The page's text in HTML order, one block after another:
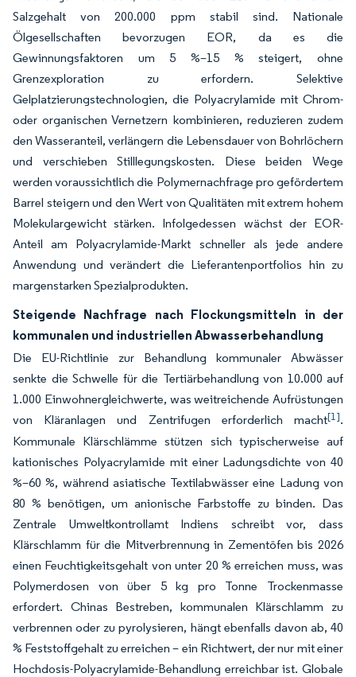
Salzgehalt von 200.000 ppm stabil sind. Nationale
Ölgesellschaften bevorzugen EOR, da es die
Gewinnungsfaktoren um 5 %–15 % steigert, ohne
Grenzexploration zu erfordern. Selektive
Gelplatzierungstechnologien, die Polyacrylamide mit Chrom-
oder organischen Vernetzern kombinieren, reduzieren zudem
den Wasseranteil, verlängern die Lebensdauer von Bohrlöchern
und verschieben Stilllegungskosten. Diese beiden Wege
werden voraussichtlich die Polymernachfrage pro gefördertem
Barrel steigern und den Wert von Qualitäten mit extrem hohem
Molekulargewicht stärken. Infolgedessen wächst der EOR-
Anteil am Polyacrylamide-Markt schneller als jede andere
Anwendung und verändert die Lieferantenportfolios hin zu
margenstarken Spezialprodukten.
Steigende Nachfrage nach Flockungsmitteln in der
kommunalen und industriellen Abwasserbehandlung
Die EU-Richtlinie zur Behandlung kommunaler Abwässer
senkte die Schwelle für die Tertiärbehandlung von 10.000 auf
1.000 Einwohnergleichwerte, was weitreichende Aufrüstungen
von Kläranlagen und Zentrifugen erforderlich macht[1].
Kommunale Klärschlämme stützen sich typischerweise auf
kationisches Polyacrylamide mit einer Ladungsdichte von 40
%–60 %, während asiatische Textilabwässer eine Ladung von
80 % benötigen, um anionische Farbstoffe zu binden. Das
Zentrale Umweltkontrollamt Indiens schreibt vor, dass
Klärschlamm für die Mitverbrennung in Zementöfen bis 2026
einen Feuchtigkeitsgehalt von unter 20 % erreichen muss, was
Polymerdosen von über 5 kg pro Tonne Trockenmasse
erfordert. Chinas Bestreben, kommunalen Klärschlamm zu
verbrennen oder zu pyrolysieren, hängt ebenfalls davon ab, 40
% Feststoffgehalt zu erreichen – ein Richtwert, der nur mit einer
Hochdosis-Polyacrylamide-Behandlung erreichbar ist. Globale